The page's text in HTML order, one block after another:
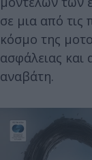
σε μια από τις
κόσμο της
ασφάλειας και
αναβάτη.